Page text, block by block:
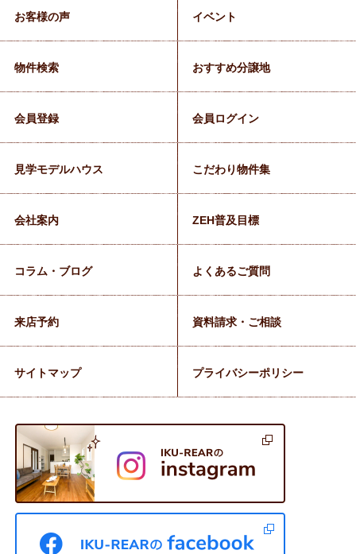
お客様の声 イベント
物件検索 おすすめ分譲地
会員登録 会員ログイン
見学モデルハウス こだわり物件集
会社案内 ZEH普及目標
コラム・ブログ よくあるご質問
来店予約 資料請求・ご相談
サイトマップ プライバシーポリシー